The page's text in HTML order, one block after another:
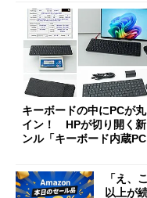
キーボードの中にPCが
イン！ HPが切り開く新
ンル「キーボード内蔵
「え、
以上が